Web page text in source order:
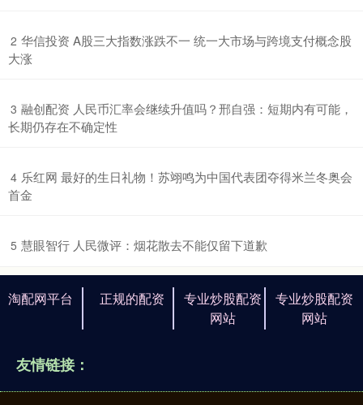
2 ​华信投资 A股三大指数涨跌不一 统一大市场与跨境支付概念股
大涨
3 ​融创配资 人民币汇率会继续升值吗？邢自强：短期内有可能，
长期仍存在不确定性
4 ​乐红网 最好的生日礼物！苏翊鸣为中国代表团夺得米兰冬奥会
首金
5 ​慧眼智行 人民微评：烟花散去不能仅留下道歉
淘配网平台 正规的配资
专业炒股配资
网站
专业炒股配资
网站
友情链接：